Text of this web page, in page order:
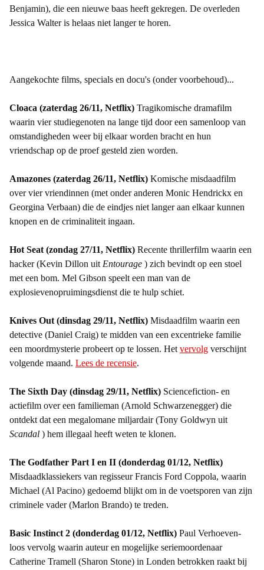
Benjamin), die een nieuwe baas heeft gekregen. De overleden
Jessica Walter is helaas niet langer te horen.
Aangekochte films, specials en docu's (onder voorbehoud)...
Cloaca (zaterdag 26/11, Netflix)Tragikomische dramafilm
waarin vier studiegenoten na lange tijd door een samenloop van
omstandigheden weer bij elkaar worden bracht en hun
vriendschap op de proef gesteld zien worden.
Amazones (zaterdag 26/11, Netflix)Komische misdaadfilm
over vier vriendinnen (met onder anderen Monic Hendrickx en
Georgina Verbaan) die de eindjes niet langer aan elkaar kunnen
knopen en de criminaliteit ingaan.
Hot Seat (zondag 27/11, Netflix)Recente thrillerfilm waarin een
hacker (Kevin Dillon uit Entourage ) zich bevindt op een stoel
met een bom. Mel Gibson speelt een man van de
explosievenopruimingsdienst die te hulp schiet.
Knives Out (dinsdag 29/11, Netflix)Misdaadfilm waarin een
detective (Daniel Craig) te midden van een excentrieke familie
een moordmysterie probeert op te lossen. Hetvervolg verschijnt
volgende maand.Lees de recensie.
The Sixth Day (dinsdag 29/11, Netflix) Sciencefiction- en
actiefilm over een familieman (Arnold Schwarzenegger) die
ontdekt dat een megalomane miljardair (Tony Goldwyn uit
Scandal ) hem illegaal heeft weten te klonen.
The Godfather Part I en II (donderdag 01/12, Netflix)
Misdaadklassiekers van regisseur Francis Ford Coppola, waarin
Michael (Al Pacino) gedoemd blijkt om in de voetsporen van zijn
criminele vader (Marlon Brando) te treden.
Basic Instinct 2 (donderdag 01/12, Netflix)Paul Verhoeven-
loos vervolg waarin auteur en mogelijke seriemoordenaar
Catherine Tramell (Sharon Stone) in Londen betrokken raakt bij